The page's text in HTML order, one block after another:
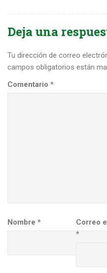
Deja una
Tu dirección de correo
campos obligatorios están
Comentario *
Nombre *
Correo
*